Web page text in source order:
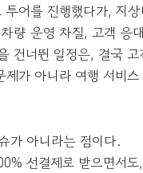
어를 진행했다가, 지
량 운영 차질, 고객 응
건너뛴 일정은, 결국
가 아니라 여행 서비
가 아니라는 점이다.
선결제로 받으면서